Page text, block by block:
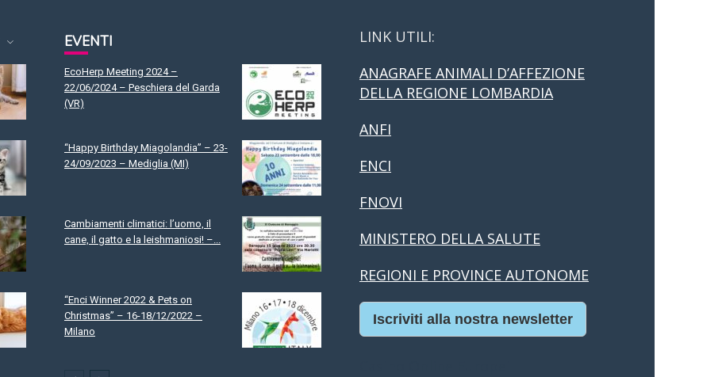
EVENTI
EcoHerp Meeting 2024 –
22/06/2024 – Peschiera del Garda
(VR)
“Happy Birthday Miagolandia” – 23-
24/09/2023 – Mediglia (MI)
Cambiamenti climatici: l’uomo, il
cane, il gatto e la leishmaniosi! –...
“Enci Winner 2022 & Pets on
Christmas” – 16-18/12/2022 –
Milano
LINK UTILI:
ANAGRAFE ANIMALI D’AFFEZIONE
DELLA REGIONE LOMBARDIA
ANFI
ENCI
FNOVI
MINISTERO DELLA SALUTE
REGIONI E PROVINCE AUTONOME
Iscriviti alla nostra newsletter